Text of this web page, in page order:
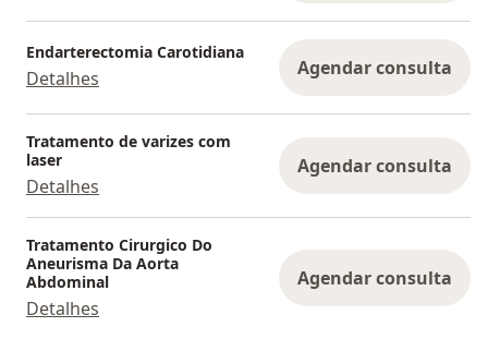
Endarterectomia Carotidiana
Detalhes Agendar consulta
Tratamento de varizes com
laser
Detalhes
Agendar consulta
Tratamento Cirurgico Do
Aneurisma Da Aorta
Abdominal
Detalhes
Agendar consulta